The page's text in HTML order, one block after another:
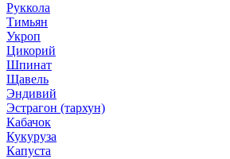
Руккола
Тимьян
Укроп
Цикорий
Шпинат
Щавель
Эндивий
Эстрагон (тархун)
Кабачок
Кукуруза
Капуста